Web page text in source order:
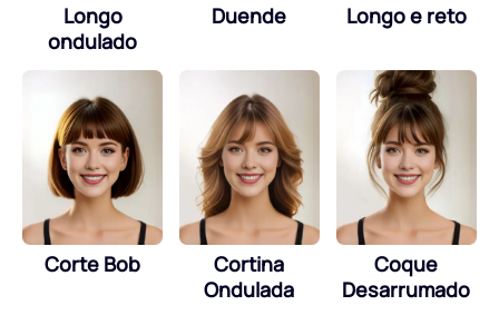
Longo
ondulado
Duende Longo e reto
Corte Bob
Cortina
Ondulada
Coque
Desarrumado